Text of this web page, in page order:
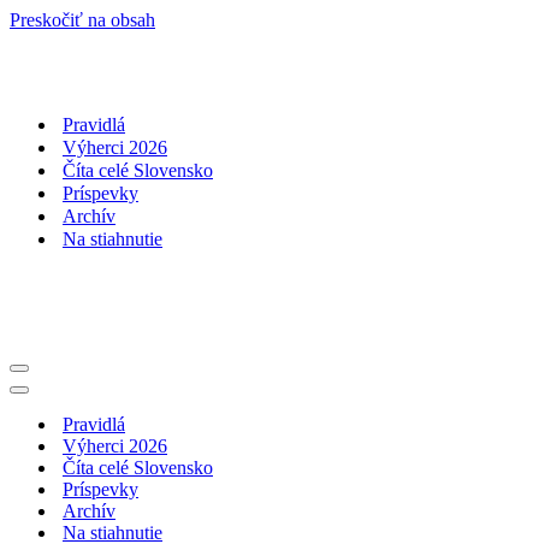
Preskočiť na obsah
Pravidlá
Výherci 2026
Číta celé Slovensko
Príspevky
Archív
Na stiahnutie
Menu
navigácie
Menu
navigáciePravidlá
Výherci 2026
Číta celé Slovensko
Príspevky
Archív
Na stiahnutie